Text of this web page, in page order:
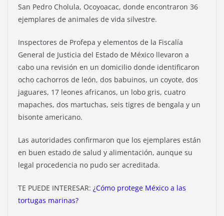
San Pedro Cholula, Ocoyoacac, donde encontraron 36
ejemplares de animales de vida silvestre.
Inspectores de Profepa y elementos de la Fiscalía
General de Justicia del Estado de México llevaron a
cabo una revisión en un domicilio donde identificaron
ocho cachorros de león, dos babuinos, un coyote, dos
jaguares, 17 leones africanos, un lobo gris, cuatro
mapaches, dos martuchas, seis tigres de bengala y un
bisonte americano.
Las autoridades confirmaron que los ejemplares están
en buen estado de salud y alimentación, aunque su
legal procedencia no pudo ser acreditada.
TE PUEDE INTERESAR: ¿Cómo protege México a las
tortugas marinas?